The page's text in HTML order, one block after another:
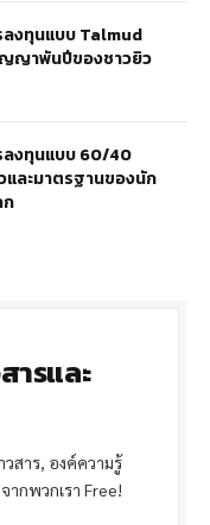
งทุนแบบ Talmud
ญาพันปีของชาวยิว
งทุนแบบ 60/40
ละมาตรฐานของนัก
ก
ารและ
สาร, องค์ความรู้
กพวกเรา Free!